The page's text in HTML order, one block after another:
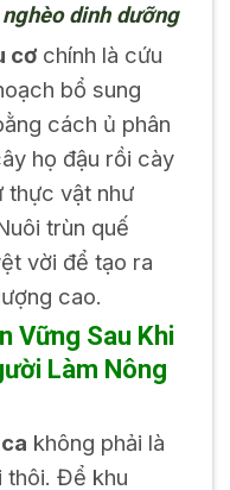
dinh dưỡng
cơchính là cứu
bổ sung
cách ủ phân
họ đậu rồi cày
thực vật như
trùn quế
vời để tạo ra
cao.
Vững Sau Khi
Làm Nông
không phải là
thôi. Để khu